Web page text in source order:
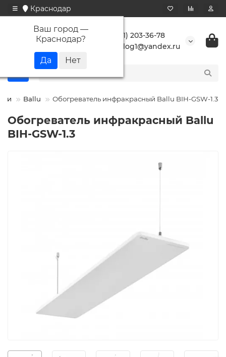
Краснодар
Ваш город —
Краснодар?
+7 (861) 203-36-78
buranlog1@yandex.ru
Ballu Обогреватель инфракрасный Ballu BIH-GSW-1.3
Обогреватель инфракрасный Ballu
BIH-GSW-1.3